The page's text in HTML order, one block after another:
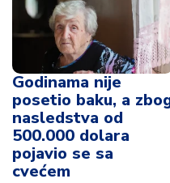
Godinama nije
posetio baku, a
nasledstva od
500.000 dolara
pojavio se sa
cvećem